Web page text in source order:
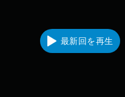
最新回を再生